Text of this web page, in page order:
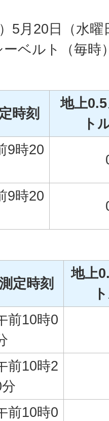
5月20日（水曜
ベルト（毎時
時刻
地上
ト
9時20
9時20
定時刻
地上
前10時0
前10時2
前10時0